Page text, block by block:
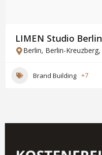
LIMEN Studio Berlin
Berlin, Berlin-Kreuzberg,
Brand Building +7